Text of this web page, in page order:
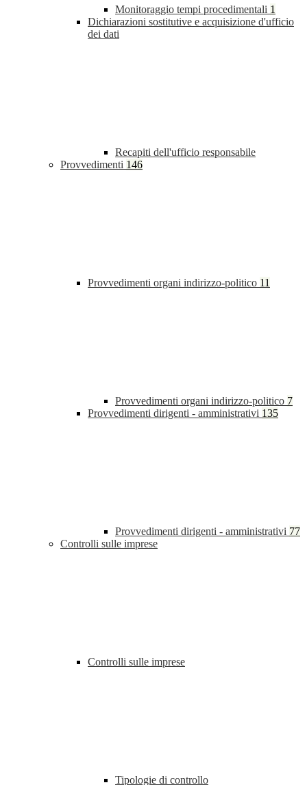
Monitoraggio tempi procedimentali 1
Dichiarazioni sostitutive e acquisizione d'ufficio
dei dati
Recapiti dell'ufficio responsabile
Provvedimenti 146
Provvedimenti organi indirizzo-politico 11
Provvedimenti organi indirizzo-politico 7
Provvedimenti dirigenti - amministrativi 135
Provvedimenti dirigenti - amministrativi 77
Controlli sulle imprese
Controlli sulle imprese
Tipologie di controllo